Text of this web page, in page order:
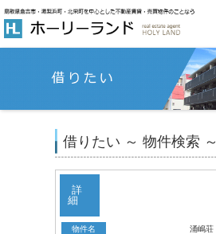
借りたい ～ 物件検索 ～
詳
細
物件名 涌嶋荘